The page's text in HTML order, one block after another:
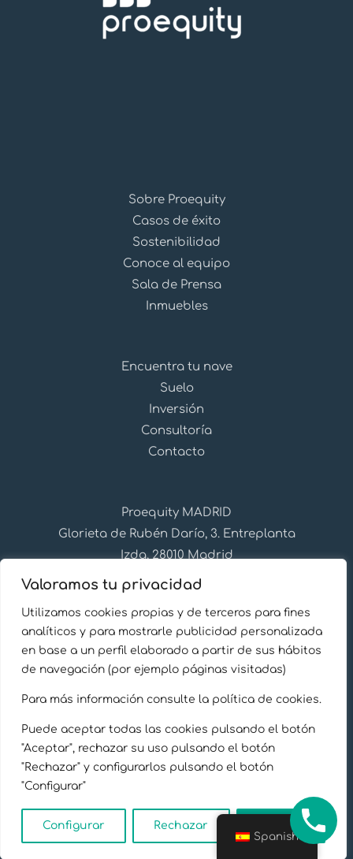
Valoramos tu privacidad
Utilizamos cookies propias y de terceros para fines
analíticos y para mostrarle publicidad personalizada
en base a un perfil elaborado a partir de sus hábitos
de navegación (por ejemplo páginas visitadas)
Para más información consulte la política de cookies.
Puede aceptar todas las cookies pulsando el botón
"Aceptar", rechazar su uso pulsando el botón
"Rechazar" y configurarlos pulsando el botón
"Configurar"
Configurar Rechazar Aceptar
Sobre Proequity
Casos de éxito
Sostenibilidad
Conoce al equipo
Sala de Prensa
Inmuebles
Encuentra tu nave
Suelo
Inversión
Consultoría
Contacto
Proequity MADRID
Glorieta de Rubén Darío, 3. Entreplanta
Izda, 28010 Madrid
+34 91 310 28 27
info@proequity.es
Síguenos en Linkedin
Aviso Legal
Política de cookies
Copyright © 2026 Proequity Spanish